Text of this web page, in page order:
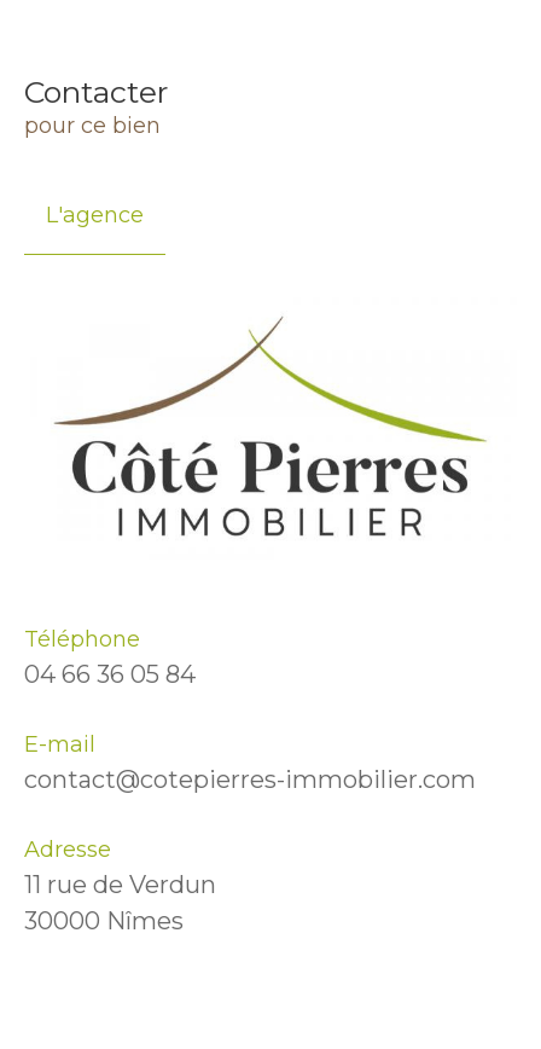
Contacter
pour ce bien
L'agence
Téléphone
04 66 36 05 84
E-mail
contact@cotepierres-immobilier.com
Adresse
11 rue de Verdun
30000 Nîmes